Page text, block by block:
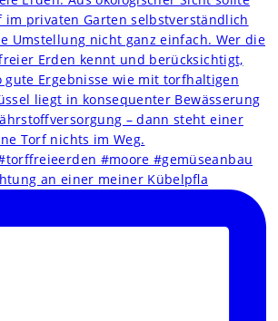
an einer meiner Kübelpfla